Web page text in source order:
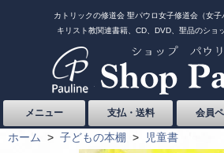
カトリックの修道会 聖パウロ女子修道会（女
キリスト教関連書籍、CD、DVD、聖品のショ
メニュー 支払・送料 会員
ホーム > 子どもの本棚 > 児童書